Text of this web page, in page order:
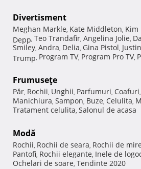
Divertisment
Meghan Markle, Kate Middleton, Kim
Depp, Teo Trandafir, Angelina Jolie,
Smiley, Andra, Delia, Gina Pistol,
Trump, Program TV, Program Pro TV,
Frumuseţe
Păr, Rochii, Unghii, Parfumuri, Coafuri,
Manichiura, Sampon, Buze, Celulita,
Tratament celulita, Salonul de acasa
Modă
Rochii, Rochii de seara, Rochii de
Pantofi, Rochii elegante, Inele de
Ochelari de soare, Tendinte 2020